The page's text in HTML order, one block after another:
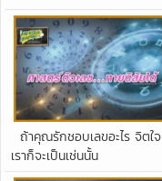
ถ้าคุณรักชอบเลขอะไร จิตใจ
เราก็จะเป็นเช่นนั้น